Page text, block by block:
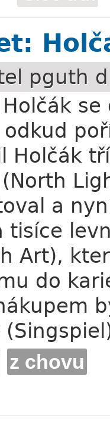
pguth
Holčák
odkud
Holčák
a
tisíce
Art),
do
z chovu